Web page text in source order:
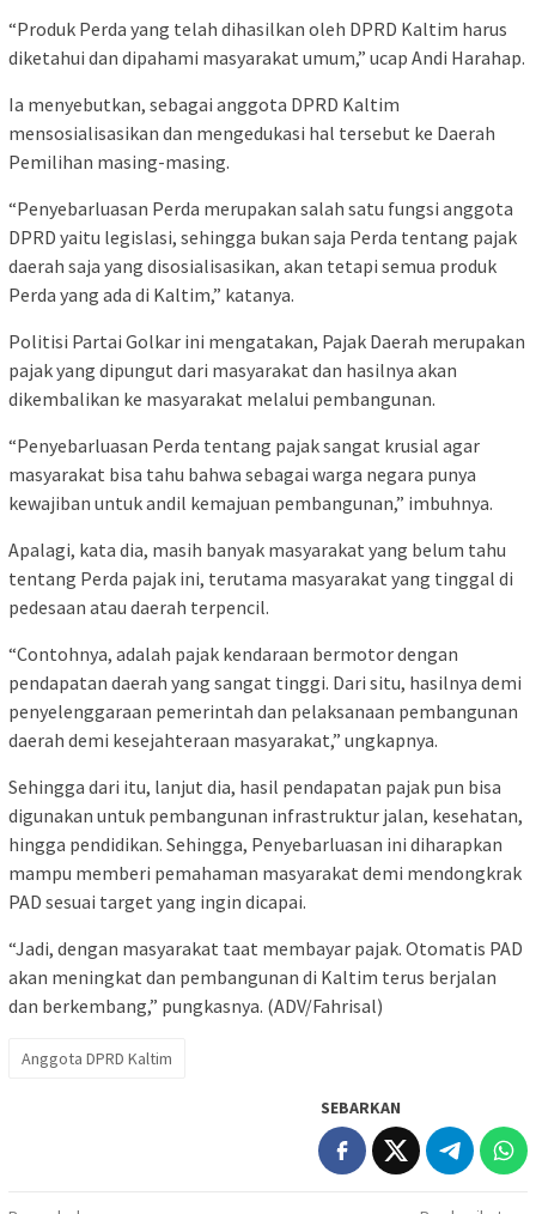
“Produk Perda yang telah dihasilkan oleh DPRD Kaltim harus
diketahui dan dipahami masyarakat umum,” ucap Andi Harahap.
Ia menyebutkan, sebagai anggota DPRD Kaltim
mensosialisasikan dan mengedukasi hal tersebut ke Daerah
Pemilihan masing-masing.
“Penyebarluasan Perda merupakan salah satu fungsi anggota
DPRD yaitu legislasi, sehingga bukan saja Perda tentang pajak
daerah saja yang disosialisasikan, akan tetapi semua produk
Perda yang ada di Kaltim,” katanya.
Politisi Partai Golkar ini mengatakan, Pajak Daerah merupakan
pajak yang dipungut dari masyarakat dan hasilnya akan
dikembalikan ke masyarakat melalui pembangunan.
“Penyebarluasan Perda tentang pajak sangat krusial agar
masyarakat bisa tahu bahwa sebagai warga negara punya
kewajiban untuk andil kemajuan pembangunan,” imbuhnya.
Apalagi, kata dia, masih banyak masyarakat yang belum tahu
tentang Perda pajak ini, terutama masyarakat yang tinggal di
pedesaan atau daerah terpencil.
“Contohnya, adalah pajak kendaraan bermotor dengan
pendapatan daerah yang sangat tinggi. Dari situ, hasilnya demi
penyelenggaraan pemerintah dan pelaksanaan pembangunan
daerah demi kesejahteraan masyarakat,” ungkapnya.
Sehingga dari itu, lanjut dia, hasil pendapatan pajak pun bisa
digunakan untuk pembangunan infrastruktur jalan, kesehatan,
hingga pendidikan. Sehingga, Penyebarluasan ini diharapkan
mampu memberi pemahaman masyarakat demi mendongkrak
PAD sesuai target yang ingin dicapai.
“Jadi, dengan masyarakat taat membayar pajak. Otomatis PAD
akan meningkat dan pembangunan di Kaltim terus berjalan
dan berkembang,” pungkasnya. (ADV/Fahrisal)
Anggota DPRD Kaltim
SEBARKAN